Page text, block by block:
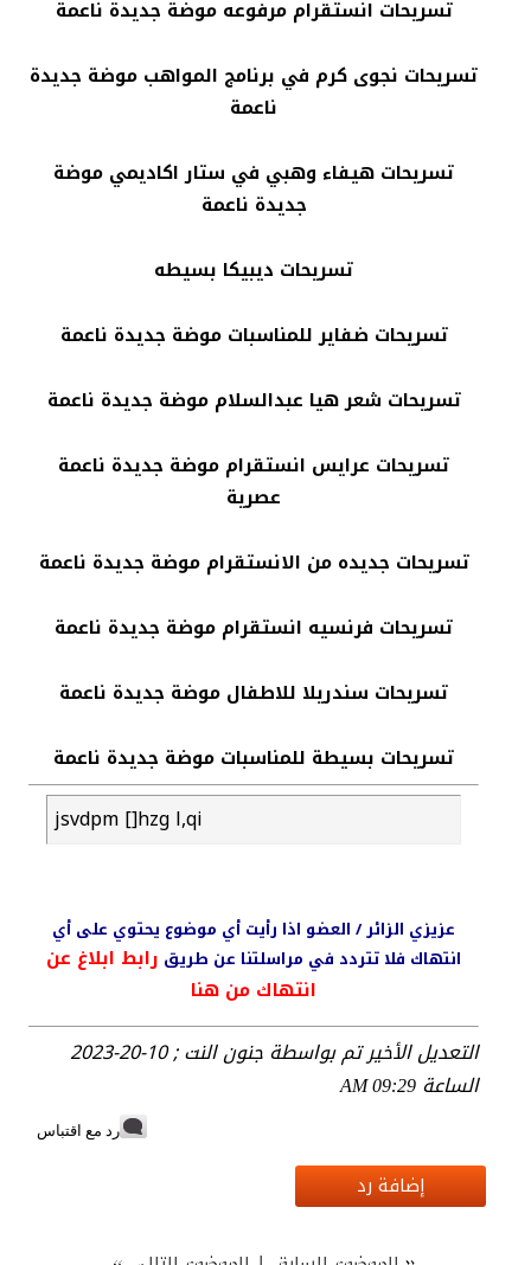
تسريحات انستقرام مرفوعه موضة جديدة ناعمة
تسريحات نجوى كرم في برنامج المواهب موضة جديدة
ناعمة
تسريحات هيفاء وهبي في ستار اكاديمي موضة
جديدة ناعمة
تسريحات ديبيكا بسيطه
تسريحات ضفاير للمناسبات موضة جديدة ناعمة
تسريحات شعر هيا عبدالسلام موضة جديدة ناعمة
تسريحات عرايس انستقرام موضة جديدة ناعمة
عصرية
تسريحات جديده من الانستقرام موضة جديدة ناعمة
تسريحات فرنسيه انستقرام موضة جديدة ناعمة
تسريحات سندريلا للاطفال موضة جديدة ناعمة
تسريحات بسيطة للمناسبات موضة جديدة ناعمة
jsvdpm []hzg l,qi
عزيزي الزائر / العضو اذا رأيت أي موضوع يحتوي على أي
انتهاك فلا تتردد في مراسلتنا عن طريق رابط ابلاغ عن
انتهاك من هنا
التعديل الأخير تم بواسطة جنون النت ; 10-20-2023
الساعة 09:29 AM
رد مع اقتباس
إضافة رد